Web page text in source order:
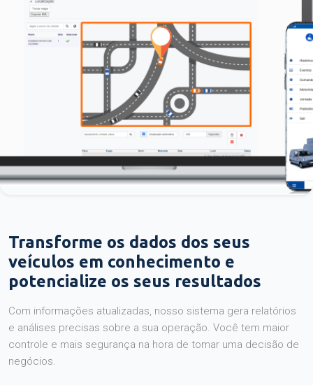
Transforme os dados dos seus
veículos em conhecimento e
potencialize os seus resultados
Com informações atualizadas, nosso sistema gera relatórios
e análises precisas sobre a sua operação. Você tem maior
controle e mais segurança na hora de tomar uma decisão de
negócios.